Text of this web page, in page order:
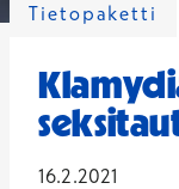
Tietopaketti
16.2.2021